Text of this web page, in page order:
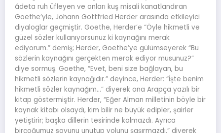
âdeta ruh üfleyen ve onları kuş misali kanatlandıran
Goethe’yle, Johann Gottfried Herder arasında etkileyici
diyaloglar geçmiştir. Goethe, Herder’e “Öyle hikmetli ve
güzel sözler kullanıyorsunuz ki kaynağını merak
ediyorum.” demiş; Herder, Goethe’ye gülümseyerek “Bu
sözlerin kaynağını gerçekten merak ediyor musunuz?”
diye sormuş. Goethe, “Evet, beni size bağlayan, bu
hikmetli sözlerin kaynağıdır.” deyince, Herder: “İşte benim
hikmetli sözler kaynağım…” diyerek ona Arapça yazılı bir
kitap göstermiştir. Herder, “Eğer Alman milletinin böyle bir
kaynak kitabı olsaydı, kim bilir ne büyük edipler, şairler
yetiştirir; başka dillerin tesirinde kalmazdı. Ayrıca
birçoğumuz soyunu unutup yolunu şaşırmazdı.” diyerek